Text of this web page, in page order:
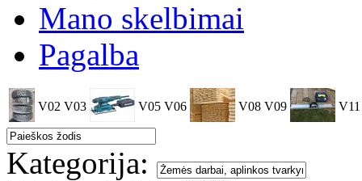
Mano skelbimai
Pagalba
V02 V03 V05 V06 V08 V09 V11
Kategorija: